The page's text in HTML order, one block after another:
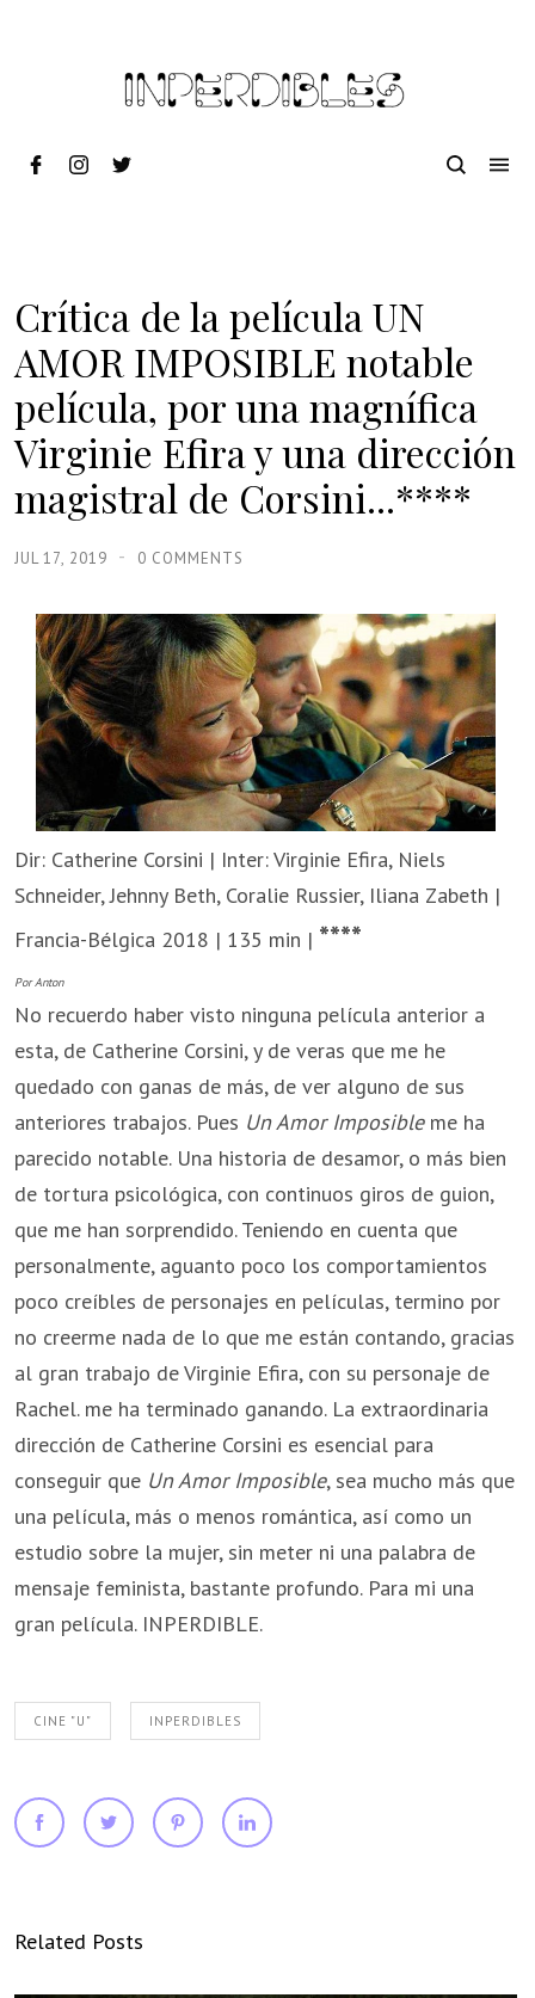
Crítica de la película UN
AMOR IMPOSIBLE notable
película, por una magnífica
Virginie Efira y una dirección
magistral de Corsini...****
JUL 17, 2019 0 COMMENTS
Dir: Catherine Corsini | Inter: Virginie Efira, Niels
Schneider, Jehnny Beth, Coralie Russier, Iliana Zabeth |
Francia-Bélgica 2018 | 135 min | ****
Por Anton
No recuerdo haber visto ninguna película anterior a
esta, de Catherine Corsini, y de veras que me he
quedado con ganas de más, de ver alguno de sus
anteriores trabajos. Pues Un Amor Imposibleme ha
parecido notable. Una historia de desamor, o más bien
de tortura psicológica, con continuos giros de guion,
que me han sorprendido. Teniendo en cuenta que
personalmente, aguanto poco los comportamientos
poco creíbles de personajes en películas, termino por
no creerme nada de lo que me están contando, gracias
al gran trabajo de Virginie Efira, con su personaje de
Rachel. me ha terminado ganando. La extraordinaria
dirección de Catherine Corsini es esencial para
conseguir que Un Amor Imposible, sea mucho más que
una película, más o menos romántica, así como un
estudio sobre la mujer, sin meter ni una palabra de
mensaje feminista, bastante profundo. Para mi una
gran película. INPERDIBLE.
CINE "U" INPERDIBLES
Related Posts